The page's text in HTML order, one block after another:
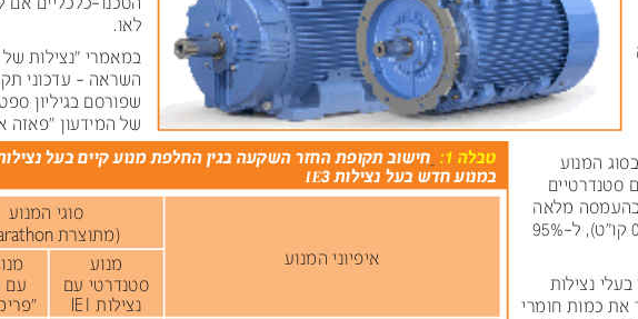
המנוע
סטנדרטיים
מלאה
95%
-ל ,(קו"ט
נצילות
את כמות חומרי
לאו.
במאמרי "נצילות של
השראה - עדכוני
שפורסם בגיליון
של המידעון "פאזה
חישוב תקופת החזר השקעה בגין החלפת מנוע קיים בעל :1 טבלה
IE3 במנוע חדש בעל נצילות
יגוס
עונמה
תרצותמ)
ינויפיא
עונמה עונמ
עונמ
יטרדנטס
תוליצנ IE1